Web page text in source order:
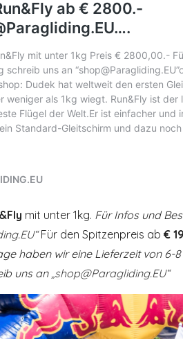
mit unter 1kg. Für Infos und
Für den Spitzenpreis ab €
haben wir eine Lieferzeit von 6-
uns an„shop@Paragliding.EU“